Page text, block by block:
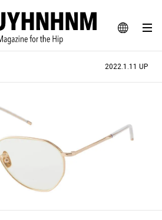
JA
EN
BLOG SNAP
カルチャー、ライフスタイルWEBマガジン
#古着サミット
#マイナーグッド図鑑
#MONTHLY JOURNAL
2022.1.11 UP